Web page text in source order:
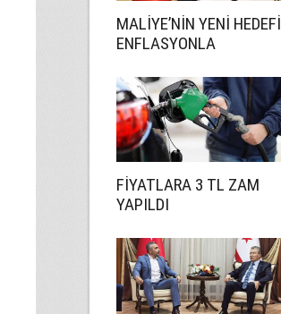
MALİYE’NİN YENİ HEDEFİ
ENFLASYONLA
FİYATLARA 3 TL ZAM
YAPILDI